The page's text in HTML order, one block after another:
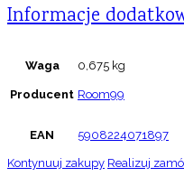
Informacje
Waga 0,675 kg
Producent Room99
EAN 5908224071897
Kontynuuj zakupy Realizuj